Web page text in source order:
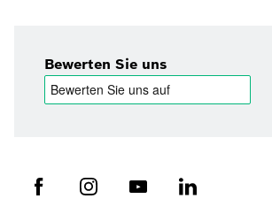
Bewerten Sie uns